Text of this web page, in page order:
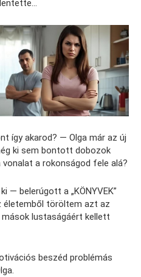
így akarod? — Olga már az új
ki sem bontott dobozok
a rokonságod fele alá?
— belerúgott a „KÖNYVEK”
életemből töröltem azt az
lustaságáért kellett
beszéd problémás